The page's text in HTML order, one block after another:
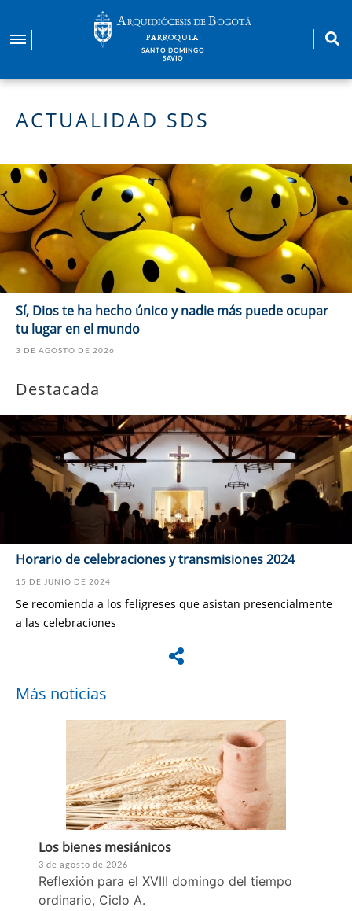
contenido
PARROQUIA
SANTO DOMINGO
SAVIO
ACTUALIDAD SDS
Sí, Dios te ha hecho único y nadie más puede ocupar
tu lugar en el mundo
3 DE AGOSTO DE 2026
Destacada
Horario de celebraciones y transmisiones 2024
15 DE JUNIO DE 2024
Se recomienda a los feligreses que asistan presencialmente
a las celebraciones
Más noticias
Los bienes mesiánicos
3 de agosto de 2026
Reflexión para el XVIII domingo del tiempo
ordinario, Ciclo A.